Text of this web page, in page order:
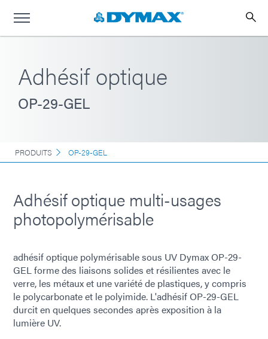
Adhésif optique
OP-29-GEL
PRODUITS OP-29-GEL
Adhésif optique multi-usages
photopolymérisable
adhésif optique polymérisable sous UV Dymax OP-29-
GEL forme des liaisons solides et résilientes avec le
verre, les métaux et une variété de plastiques, y compris
le polycarbonate et le polyimide. L'adhésif OP-29-GEL
durcit en quelques secondes après exposition à la
lumière UV.